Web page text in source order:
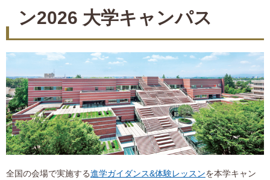
ン2026 大学キャンパス
全国の会場で実施する進学ガイダンス&体験レッスンを本学キャン